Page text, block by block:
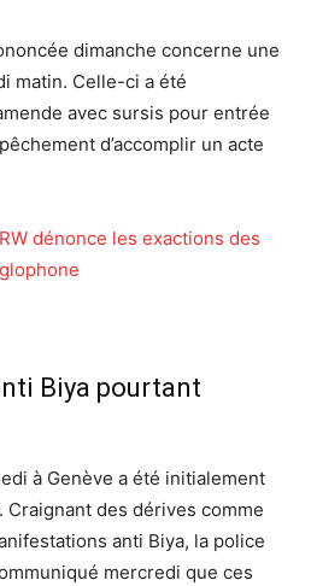
dimanche concerne une
matin. Celle-ci a été
avec sursis pour entrée
d’accomplir un acte
dénonce les exactions des
Biya pourtant
à Genève a été initialement
des dérives comme
anti Biya, la police
mercredi que ces